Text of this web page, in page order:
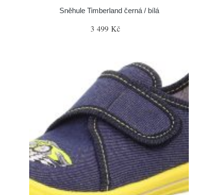
Sněhule Timberland černá / bílá
3 499 Kč